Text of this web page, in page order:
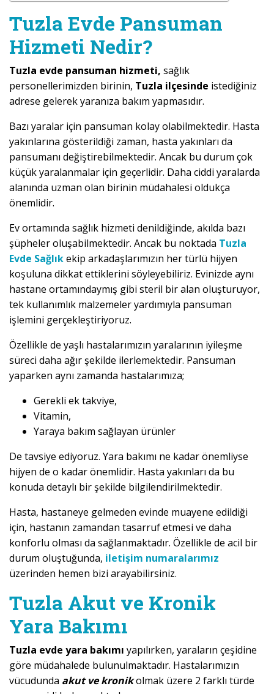
Tuzla Evde Pansuman
Hizmeti Nedir?
Tuzla evde pansuman hizmeti, sağlık
personellerimizden birinin, Tuzla ilçesinde istediğiniz
adrese gelerek yaranıza bakım yapmasıdır.
Bazı yaralar için pansuman kolay olabilmektedir. Hasta
yakınlarına gösterildiği zaman, hasta yakınları da
pansumanı değiştirebilmektedir. Ancak bu durum çok
küçük yaralanmalar için geçerlidir. Daha ciddi yaralarda
alanında uzman olan birinin müdahalesi oldukça
önemlidir.
Ev ortamında sağlık hizmeti denildiğinde, akılda bazı
şüpheler oluşabilmektedir. Ancak bu noktada Tuzla
Evde Sağlıkekip arkadaşlarımızın her türlü hijyen
koşuluna dikkat ettiklerini söyleyebiliriz. Evinizde aynı
hastane ortamındaymış gibi steril bir alan oluşturuyor,
tek kullanımlık malzemeler yardımıyla pansuman
işlemini gerçekleştiriyoruz.
Özellikle de yaşlı hastalarımızın yaralarının iyileşme
süreci daha ağır şekilde ilerlemektedir. Pansuman
yaparken aynı zamanda hastalarımıza;
Gerekli ek takviye,
Vitamin,
Yaraya bakım sağlayan ürünler
De tavsiye ediyoruz. Yara bakımı ne kadar önemliyse
hijyen de o kadar önemlidir. Hasta yakınları da bu
konuda detaylı bir şekilde bilgilendirilmektedir.
Hasta, hastaneye gelmeden evinde muayene edildiği
için, hastanın zamandan tasarruf etmesi ve daha
konforlu olması da sağlanmaktadır. Özellikle de acil bir
durum oluştuğunda, iletişim numaralarımız
üzerinden hemen bizi arayabilirsiniz.
Tuzla Akut ve Kronik
Yara Bakımı
Tuzla evde yara bakımı yapılırken, yaraların çeşidine
göre müdahalede bulunulmaktadır. Hastalarımızın
vücudunda akut ve kronikolmak üzere 2 farklı türde